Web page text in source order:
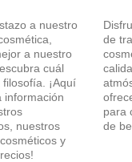
a nuestro
a nuestro
cuál
¡Aquí
información
nuestros
y
de
para
de